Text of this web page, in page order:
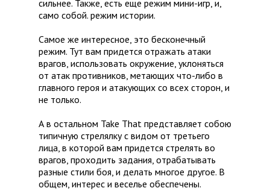
сильнее. Также, есть еще режим мини-игр, и,
само собой. режим истории.
Самое же интересное, это бесконечный
режим. Тут вам придется отражать атаки
врагов, использовать окружение, уклоняться
от атак противников, метающих что-либо в
главного героя и атакующих со всех сторон, и
не только.
А в остальном Take That представляет собою
типичную стрелялку с видом от третьего
лица, в которой вам придется стрелять во
врагов, проходить задания, отрабатывать
разные стили боя, и делать многое другое. В
общем, интерес и веселье обеспечены.